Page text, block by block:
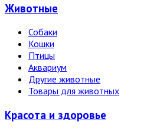
Животные
Собаки
Кошки
Птицы
Аквариум
Другие животные
Товары для животных
Красота и здоровье